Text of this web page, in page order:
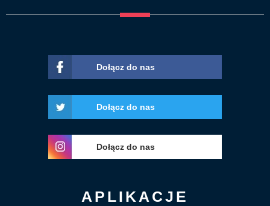
Dołącz do nas
Dołącz do nas
Dołącz do nas
APLIKACJE